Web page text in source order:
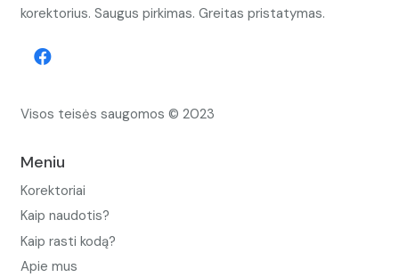
korektorius. Saugus pirkimas. Greitas pristatymas.
Visos teisės saugomos © 2023
Meniu
Korektoriai
Kaip naudotis?
Kaip rasti kodą?
Apie mus